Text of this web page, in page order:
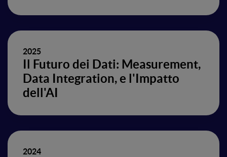
2025
Il Futuro dei Dati: Measurement,
Data Integration, e l'Impatto
dell'AI
2024